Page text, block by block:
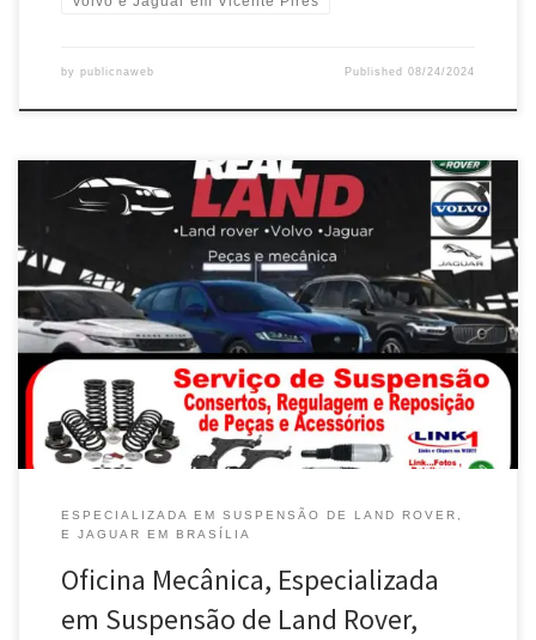
by publicnaweb Published08/24/2024
Real Land , Especializada em Suspensão , Molas e
Amortecedores para Land Rover em Brasília / DF Mecânica
Especializada em Suspensão , Molas e Amortecedores para Land
Rover em Brasília / DF Especializada em Suspensão , Molas e
Amortecedores para Land Rover Discovery em Brasília / DF Centro
Automotivo Especializado […]
ESPECIALIZADA EM SUSPENSÃO DE LAND ROVER,
E JAGUAR EM BRASÍLIA
Oficina Mecânica, Especializada
em Suspensão de Land Rover,